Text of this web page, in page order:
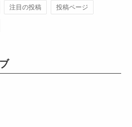
注目の投稿 投稿ページ